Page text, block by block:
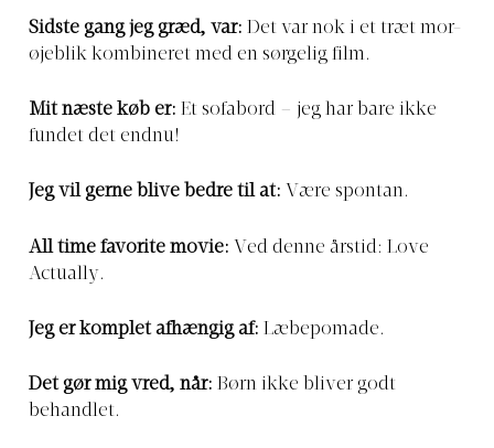
Sidste gang jeg græd, var: Det var nok i et træt mor-
øjeblik kombineret med en sørgelig film.
Mit næste køb er: Et sofabord – jeg har bare ikke
fundet det endnu!
Jeg vil gerne blive bedre til at: Være spontan.
All time favorite movie: Ved denne årstid: Love
Actually.
Jeg er komplet afhængig af: Læbepomade.
Det gør mig vred, når: Børn ikke bliver godt
behandlet.